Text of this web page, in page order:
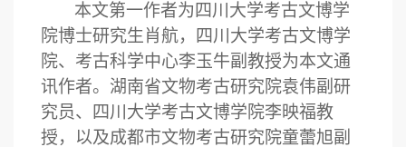
本文第一作者为四川大学考古文博学
院博士研究生肖航，四川大学考古文博学
院、考古科学中心李玉牛副教授为本文通
讯作者。湖南省文物考古研究院袁伟副研
究员、四川大学考古文博学院李映福教
授，以及成都市文物考古研究院童蕾旭副